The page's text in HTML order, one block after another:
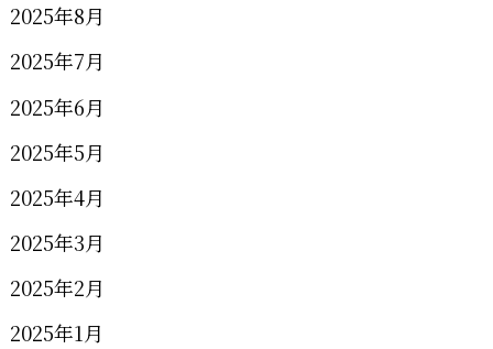
2025年8月
2025年7月
2025年6月
2025年5月
2025年4月
2025年3月
2025年2月
2025年1月